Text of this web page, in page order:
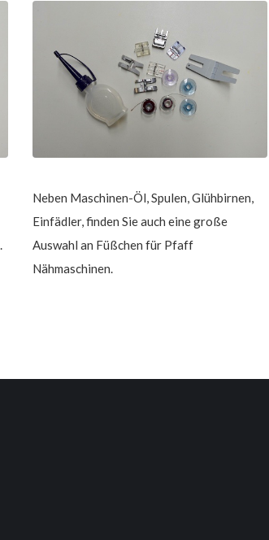
Neben Maschinen-Öl, Spulen, Glühbirnen,
Einfädler, finden Sie auch eine große
Auswahl an Füßchen für Pfaff
Nähmaschinen.